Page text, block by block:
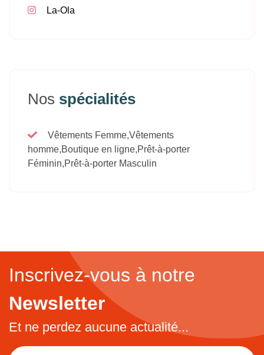
La-Ola
Nos spécialités
Vêtements Femme,Vêtements
homme,Boutique en ligne,Prêt-à-porter
Féminin,Prêt-à-porter Masculin
Inscrivez-vous à notre
Newsletter
Et ne perdez aucune actualité...